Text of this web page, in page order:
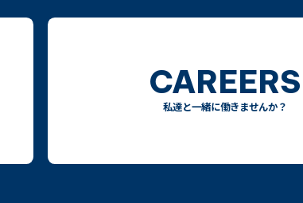
CAREERS
私達と一緒に働きませんか？